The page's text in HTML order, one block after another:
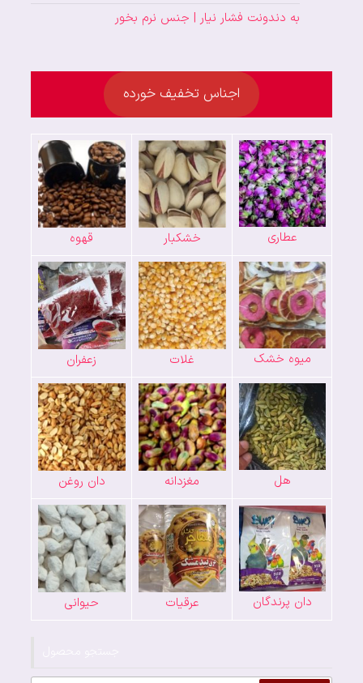
به دندونت فشار نیار | جنس نرم بخور
اجناس تخفیف خورده
عطاری خشکبار قهوه
میوه خشک غلات زعفران
هل مغزدانه دان روغن
دان پرندگان عرقیات حیوانی